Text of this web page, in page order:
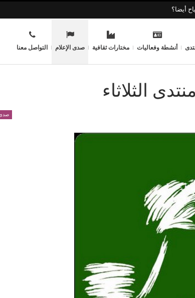
أيضا؟
أنشطة وفعاليات مختارات ثقافية صدى الإعلام التواصل معنا
الثلاثاء
صدى